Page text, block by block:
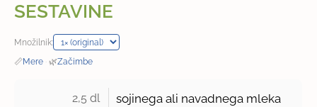
SESTAVINE
Množilnik:
📏Mere · 🌿Začimbe
2,5 dl sojinega ali navadnega mleka